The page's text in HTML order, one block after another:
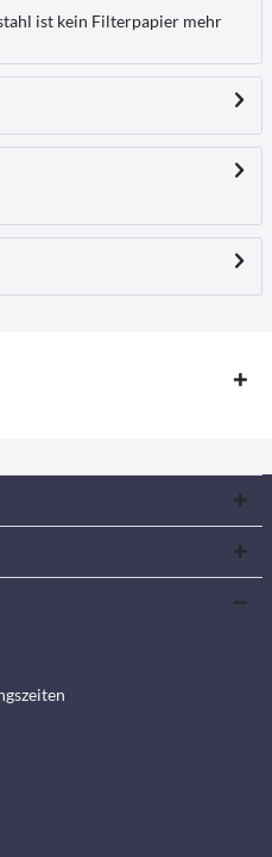
ist kein Filterpapier mehr